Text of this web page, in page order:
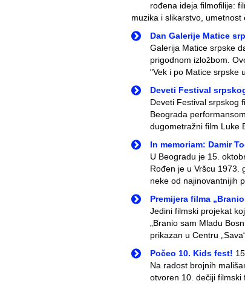
rođena ideja filmofilije:
muzika i slikarstvo, umetnost
Dan Galerije Matice
Galerija Matice srpske
prigodnom izložbom.
"Vek i po Matice srpske
Deveti Festival
Deveti Festival srpskog
Beograda
dugometražni film Luke
In memoriam: Damir
U Beogradu je 15.
Rođen je u Vršcu 1973.
neke od najinovantnijih
Premijera filma
Jedini filmski projekat
„Branio sam Mladu
prikazan u Centru
Počeo 10. Kids fest!
Na radost brojnih
otvoren 10. dečiji filmski